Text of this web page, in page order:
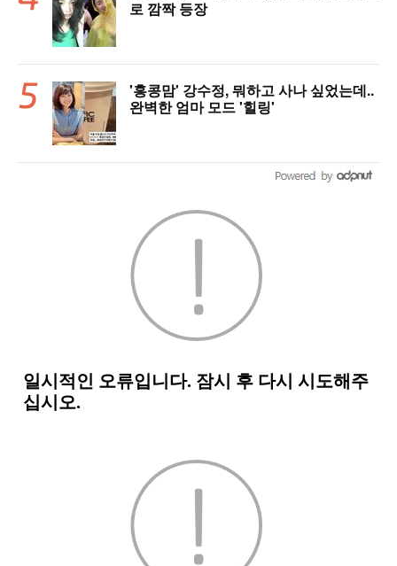
로 깜짝 등장
'홍콩맘' 강수정, 뭐하고 사나 싶었는데..
완벽한 엄마 모드 '힐링'